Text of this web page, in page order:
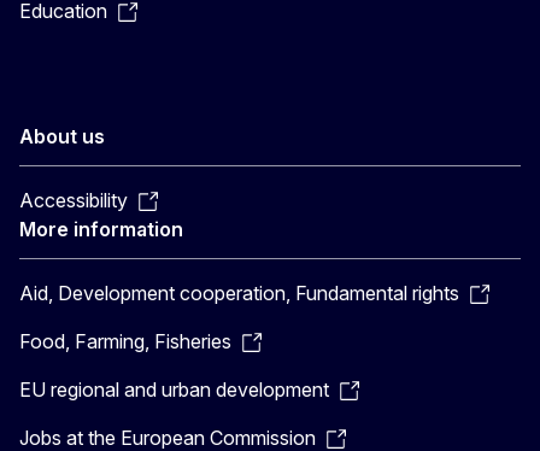
Education
About us
Accessibility
More information
Aid, Development cooperation, Fundamental rights
Food, Farming, Fisheries
EU regional and urban development
Jobs at the European Commission